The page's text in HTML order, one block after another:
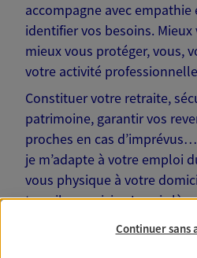
accompagne avec empathie
identifier vos besoins.
mieux vous protéger, vous,
votre activité
Constituer votre retraite,
patrimoine, garantir vos
proches en cas
je m’adapte à votre emploi
vous physique à votre
travail, une visio. Je suis là
Continuer sans